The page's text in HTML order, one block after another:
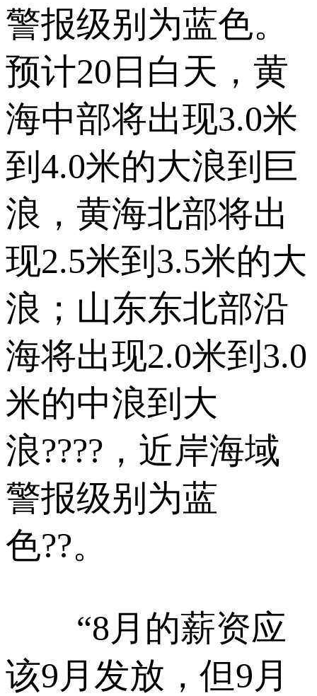
警报级别为蓝色。
预计20日白天，黄
海中部将出现3.0米
到4.0米的大浪到巨
浪，黄海北部将出
现2.5米到3.5米的大
浪；山东东北部沿
海将出现2.0米到3.0
米的中浪到大
浪????，近岸海域
警报级别为蓝
色??。
“8月的薪资应
该9月发放，但9月